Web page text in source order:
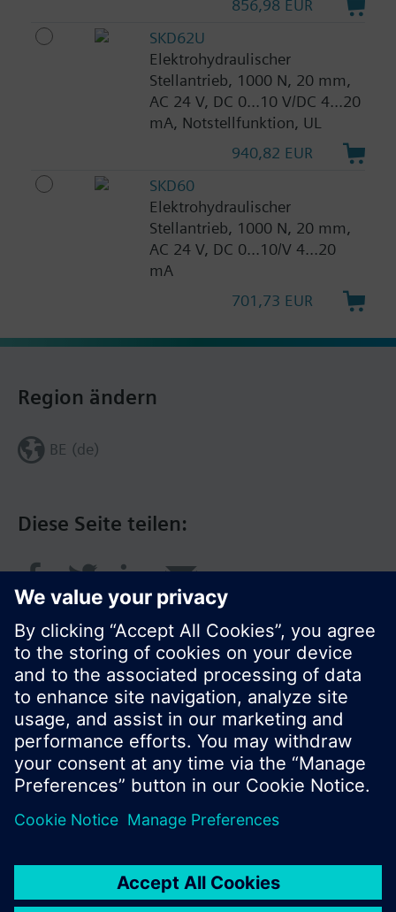
856,98 EUR
SKD62U
Elektrohydraulischer
Stellantrieb, 1000 N, 20 mm,
AC 24 V, DC 0...10 V/DC 4...20
mA, Notstellfunktion, UL
940,82 EUR
SKD60
Elektrohydraulischer
Stellantrieb, 1000 N, 20 mm,
AC 24 V, DC 0...10/V 4...20
mA
701,73 EUR
Diese Seite teilen:
Region ändern
BE (de)
© Siemens Schweiz AG 2017
Produktangebot und Preise können pro Land